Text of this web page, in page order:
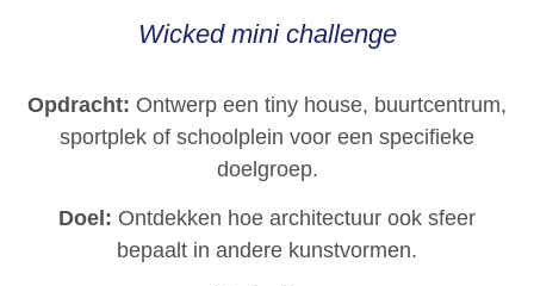
Wicked mini challenge
Opdracht: Ontwerp een tiny house, buurtcentrum,
sportplek of schoolplein voor een specifieke
doelgroep.
Doel: Ontdekken hoe architectuur ook sfeer
bepaalt in andere kunstvormen.